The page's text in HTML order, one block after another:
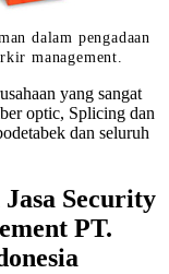
dalam pengadaan
management.
yang sangat
optic, Splicing dan
dan seluruh
Security
PT.